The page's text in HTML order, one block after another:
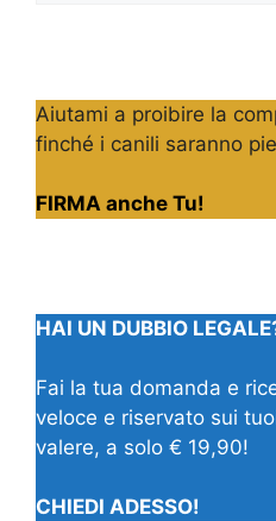
Aiutami a proibire la
finché i canili saranno
FIRMA anche Tu!
HAI UN DUBBIO
Fai la tua domanda e
veloce e riservato sui
valere, a solo € 19,90!
CHIEDI ADESSO!